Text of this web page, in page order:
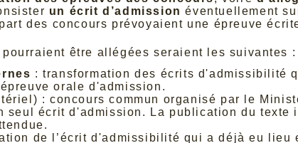
un écrit d’admission éventuellement
des concours prévoyaient une épreuve
pourraient être allégées seraient les suivantes :
: transformation des écrits d'admissibilité
orale d'admission.
: concours commun organisé par le
seul écrit d'admission. La publication du texte
de l’écrit d'admissibilité qui a déjà eu lieu